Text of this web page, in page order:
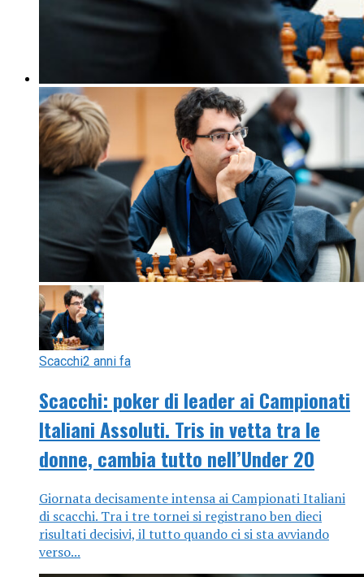
Scacchi2 anni fa
Scacchi: poker di leader ai Campionati
Italiani Assoluti. Tris in vetta tra le
donne, cambia tutto nell’Under 20
Giornata decisamente intensa ai Campionati Italiani
di scacchi. Tra i tre tornei si registrano ben dieci
risultati decisivi, il tutto quando ci si sta avviando
verso...